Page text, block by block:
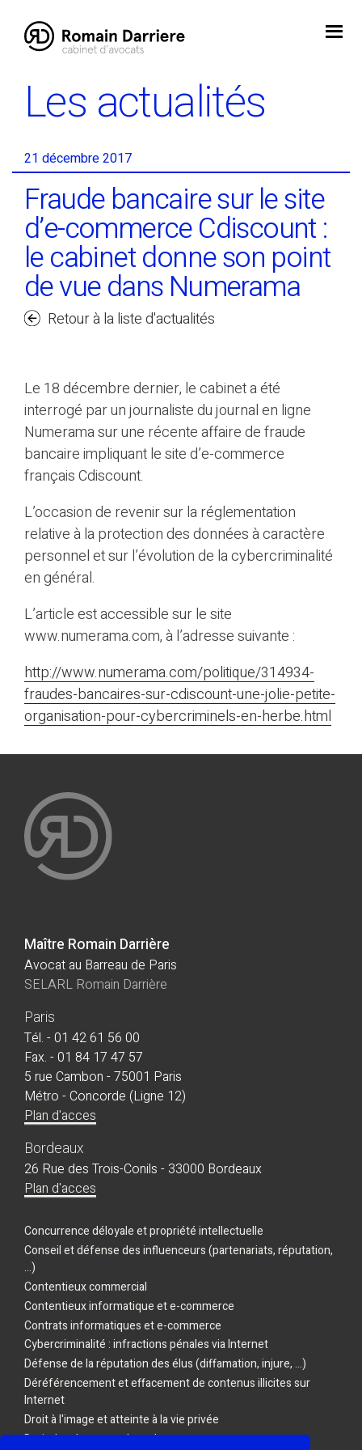
content
Les actualités
21 décembre 2017
Fraude bancaire sur le site
d’e-commerce Cdiscount :
le cabinet donne son point
de vue dans Numerama
Retour à la liste d'actualités
Le 18 décembre dernier, le cabinet a été
interrogé par un journaliste du journal en ligne
Numerama sur une récente affaire de fraude
bancaire impliquant le site d’e-commerce
français Cdiscount.
L’occasion de revenir sur la réglementation
relative à la protection des données à caractère
personnel et sur l’évolution de la cybercriminalité
en général.
L’article est accessible sur le site
www.numerama.com, à l’adresse suivante :
http://www.numerama.com/politique/314934-
fraudes-bancaires-sur-cdiscount-une-jolie-petite-
organisation-pour-cybercriminels-en-herbe.html
Maître Romain Darrière
Avocat au Barreau de Paris
SELARL Romain Darrière
Paris
Tél. - 01 42 61 56 00
Fax. - 01 84 17 47 57
5 rue Cambon - 75001 Paris
Métro - Concorde (Ligne 12)
Plan d'acces
Bordeaux
26 Rue des Trois-Conils - 33000 Bordeaux
Plan d'acces
Concurrence déloyale et propriété intellectuelle
Conseil et défense des influenceurs (partenariats, réputation,
...)
Contentieux commercial
Contentieux informatique et e-commerce
Contrats informatiques et e-commerce
Cybercriminalité : infractions pénales via Internet
Défense de la réputation des élus (diffamation, injure, ...)
Déréférencement et effacement de contenus illicites sur
Internet
Droit à l'image et atteinte à la vie privée
Droit des drones et des robots